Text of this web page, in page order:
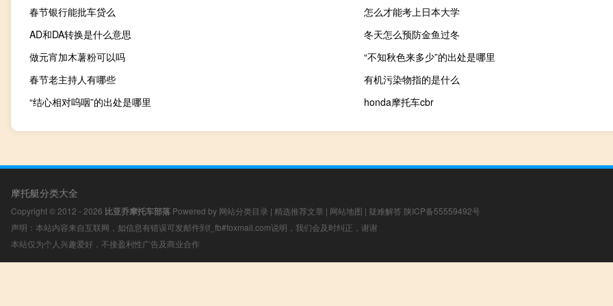
春节银行能批车贷么
怎么才能考上日本大学
AD和DA转换是什么意思
冬天怎么预防金鱼过冬
做元宵加木薯粉可以吗
“不知秋色来多少”的出处是哪里
春节老主持人有哪些
有机污染物指的是什么
“结心相对呜咽”的出处是哪里
honda摩托车cbr
摩托艇分类大全
Copyright © 2012 - 2026 比亚乔摩托车部落 Powered by 网站分类目录 | 精选推荐文章 | 网站地图 | 疑难解答 陕ICP备55559492号
声明：本站内容来自互联网，如信息有错误可发邮件到f_fb#foxmail.com说明，我们会及时纠正，谢谢
本站仅为个人兴趣爱好，不接盈利性广告及商业合作